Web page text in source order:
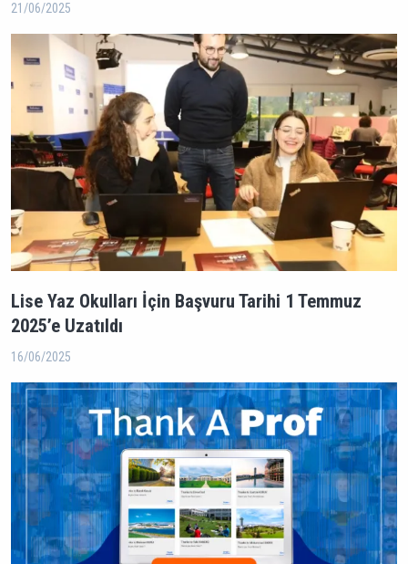
21/06/2025
Lise Yaz Okulları İçin Başvuru Tarihi 1 Temmuz
2025’e Uzatıldı
16/06/2025